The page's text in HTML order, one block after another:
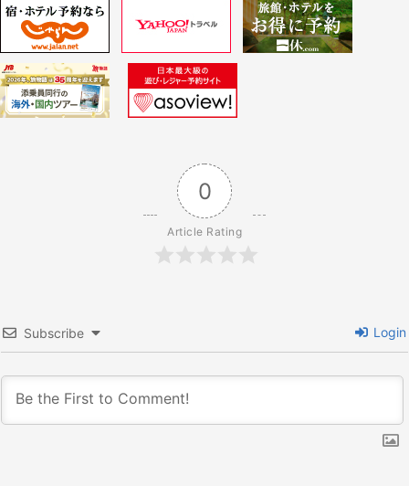
ビ
ゲ
0
Article Rating
Subscribe Login